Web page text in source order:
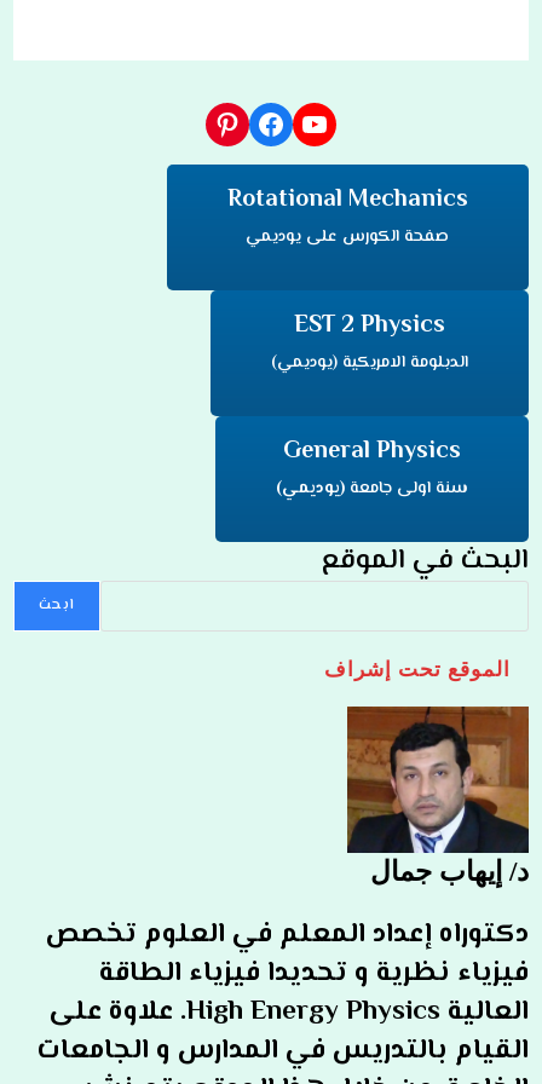
يوتيوب فيسبوكبينتريست
Rotational Mechanics
صفحة الكورس على يوديمي
EST 2 Physics
الدبلومة الامريكية (يوديمي)
General Physics
سنة اولى جامعة (يوديمي)
البحث في الموقع
ابحث
الموقع تحت إشراف
د/ إيهاب جمال
دكتوراه إعداد المعلم في العلوم تخصص
فيزياء نظرية و تحديدا فيزياء الطاقة
العالية High Energy Physics. علاوة على
القيام بالتدريس في المدارس و الجامعات